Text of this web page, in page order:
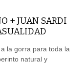
+ JUAN SARDI
la gorra para toda la
natural y